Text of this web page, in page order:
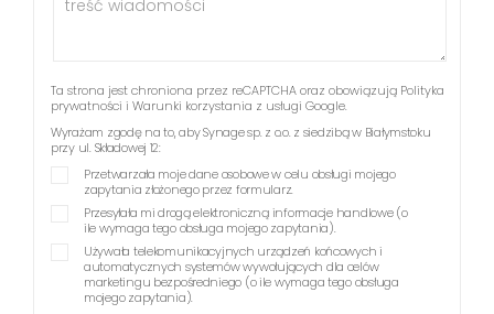
Ta strona jest chroniona przez reCAPTCHA oraz obowiązują Polityka
prywatności i Warunki korzystania z usługi Google.
Wyrażam zgodę na to, aby Synage sp. z o.o. z siedzibą w Białymstoku
przy ul. Składowej 12:
Przetwarzała moje dane osobowe w celu obsługi mojego
zapytania złożonego przez formularz.
Przesyłała mi drogą elektroniczną informacje handlowe (o
ile wymaga tego obsługa mojego zapytania).
Używała telekomunikacyjnych urządzeń końcowych i
automatycznych systemów wywołujących dla celów
marketingu bezpośredniego (o ile wymaga tego obsługa
mojego zapytania).